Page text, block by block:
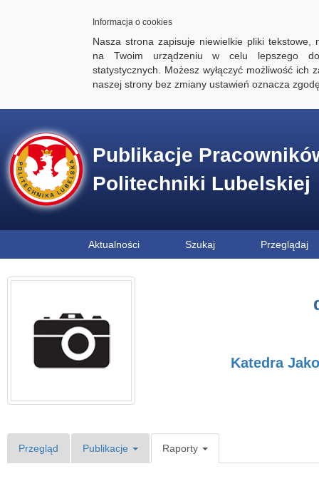
Informacja o cookies
Nasza strona zapisuje niewielkie pliki tekstowe,
na Twoim urządzeniu w celu lepszego
statystycznych. Możesz wyłączyć możliwość ich
naszej strony bez zmiany ustawień oznacza
Publikacje
Politechniki Lubelskiej
Aktualności Szukaj Przeglądaj
Katedra
Przegląd Publikacje Raporty